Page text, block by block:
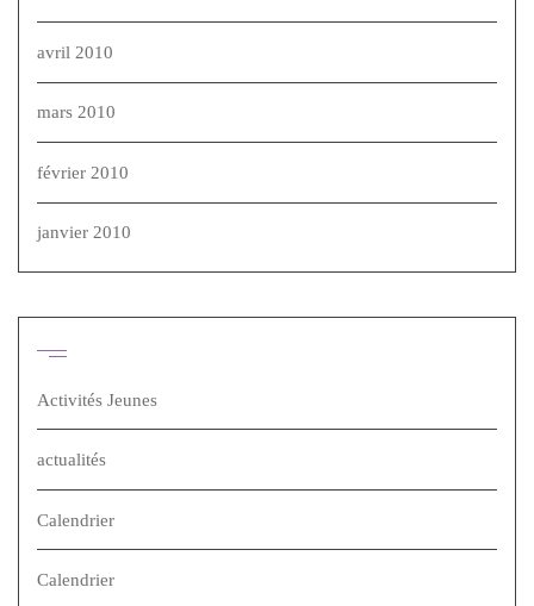
avril 2010
mars 2010
février 2010
janvier 2010
Activités Jeunes
actualités
Calendrier
Calendrier